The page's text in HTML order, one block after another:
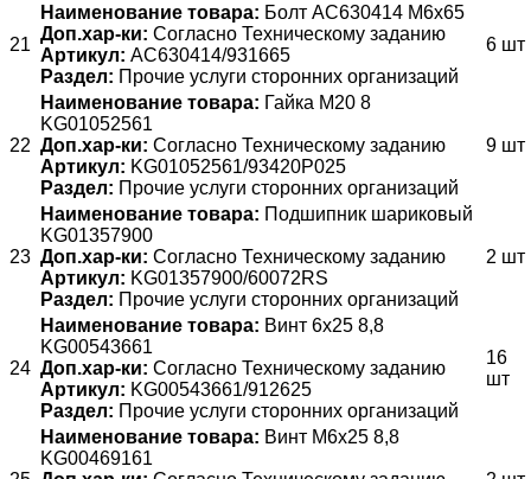
21
Наименование товара: Болт AC630414 M6x65
Доп.хар-ки: Согласно Техническому заданию
Артикул: AC630414/931665
Раздел: Прочие услуги сторонних организаций
6 шт
22
Наименование товара: Гайка М20 8
KG01052561
Доп.хар-ки: Согласно Техническому заданию
Артикул: KG01052561/93420Р025
Раздел: Прочие услуги сторонних организаций
9 шт
23
Наименование товара: Подшипник шариковый
KG01357900
Доп.хар-ки: Согласно Техническому заданию
Артикул: KG01357900/60072RS
Раздел: Прочие услуги сторонних организаций
2 шт
24
Наименование товара: Винт 6x25 8,8
KG00543661
Доп.хар-ки: Согласно Техническому заданию
Артикул: KG00543661/912625
Раздел: Прочие услуги сторонних организаций
16
шт
Наименование товара: Винт M6x25 8,8
KG00469161